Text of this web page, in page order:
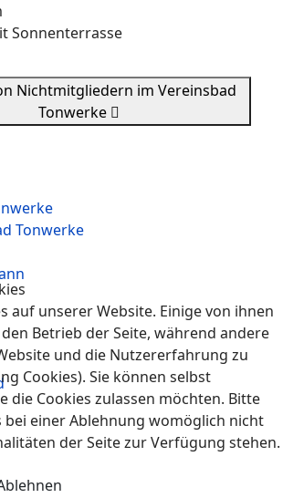
Sonnenterrasse
Tonwerke
Tonwerke
auf unserer Website. Einige von ihnen
Betrieb der Seite, während andere
und die Nutzererfahrung zu
Cookies). Sie können selbst
die Cookies zulassen möchten. Bitte
bei einer Ablehnung womöglich nicht
der Seite zur Verfügung stehen.